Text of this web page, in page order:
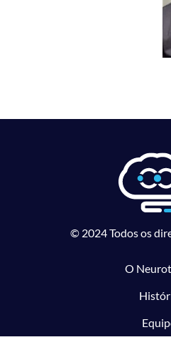
© 2024 Todos os
O